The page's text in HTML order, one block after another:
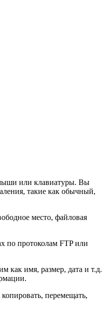
мыши или клавиатуры. Вы
такие как обычный,
место, файловая
по протоколам FTP или
как имя, размер, дата и т.д.
перемещать,